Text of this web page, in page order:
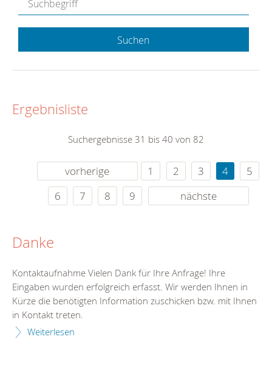
Suchen
Ergebnisliste
Suchergebnisse 31 bis 40 von 82
vorherige 1 2 3 4
5
6
7 8 9 nächste
Danke
Kontaktaufnahme Vielen Dank für Ihre Anfrage! Ihre
Eingaben wurden erfolgreich erfasst. Wir werden Ihnen in
Kürze die benötigten Information zuschicken bzw. mit Ihnen
in Kontakt treten.
Weiterlesen